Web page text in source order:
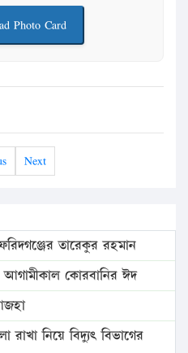
Photo Card
Next
তারেকুর রহমান
আগামীকাল কোরবানির ঈদ
নিয়ে বিদ্যুৎ বিভাগের